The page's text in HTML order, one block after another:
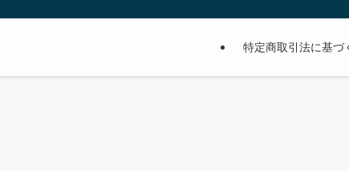
特定商取引法に基づ